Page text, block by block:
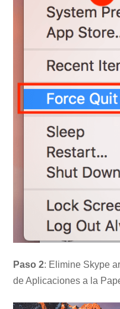
Paso 2: Elimine Skype
de Aplicaciones a la